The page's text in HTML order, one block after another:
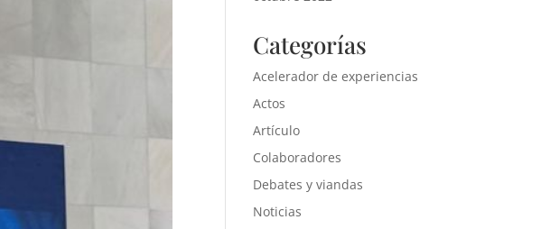
Categorías
Acelerador de experiencias
Actos
Artículo
Colaboradores
Debates y viandas
Noticias